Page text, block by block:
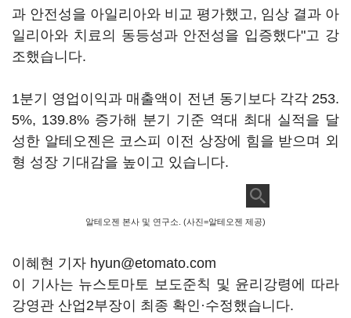
과 안전성을 아일리아와 비교 평가했고, 임상 결과 아
일리아와 치료의 동등성과 안전성을 입증했다"고 강
조했습니다.
1분기 영업이익과 매출액이 전년 동기보다 각각 253.
5%, 139.8% 증가해 분기 기준 역대 최대 실적을 달
성한 알테오젠은 코스피 이전 상장에 힘을 받으며 외
형 성장 기대감을 높이고 있습니다.
알테오젠 본사 및 연구소. (사진=알테오젠 제공)
이혜현 기자 hyun@etomato.com
이 기사는 뉴스토마토 보도준칙 및 윤리강령에 따라
강영관 산업2부장이 최종 확인·수정했습니다.